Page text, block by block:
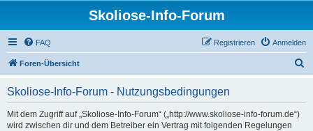
Skoliose-Info-Forum
FAQ Anmelden
Registrieren
Foren-Übersicht
Skoliose-Info-Forum - Nutzungsbedingungen
Mit dem Zugriff auf „Skoliose-Info-Forum“ („http://www.skoliose-info-forum.de“)
wird zwischen dir und dem Betreiber ein Vertrag mit folgenden Regelungen